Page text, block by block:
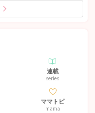
連載
series
ママトピ
mama